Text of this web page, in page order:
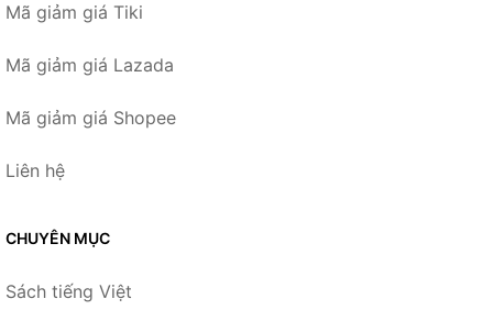
Mã giảm giá Tiki
Mã giảm giá Lazada
Mã giảm giá Shopee
Liên hệ
CHUYÊN MỤC
Sách tiếng Việt